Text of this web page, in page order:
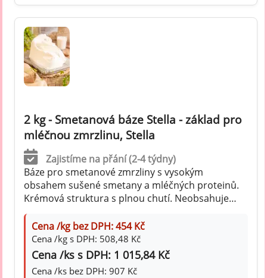
2 kg - Smetanová báze Stella - základ pro
mléčnou zmrzlinu, Stella
Zajistíme na přání (2-4 týdny)
Báze pro smetanové zmrzliny s vysokým
obsahem sušené smetany a mléčných proteinů.
Krémová struktura s plnou chutí. Neobsahuje
rostlinné tuky.
Cena /kg bez DPH: 454 Kč
Cena /kg s DPH: 508,48 Kč
Cena /ks s DPH: 1 015,84 Kč
Cena /ks bez DPH: 907 Kč